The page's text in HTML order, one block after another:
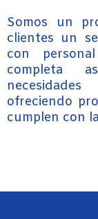
Somos un
clientes un
con
completa
ofreciendo
cumplen con